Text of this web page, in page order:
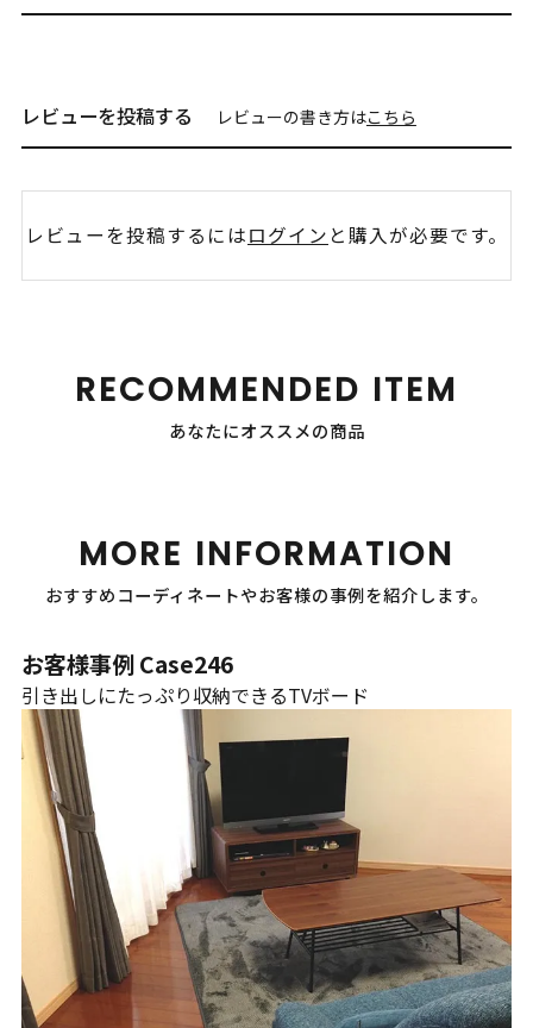
レビューを投稿する レビューの書き方はこちら
レビューを投稿するにはログイン と購入が必要です。
RECOMMENDED ITEM
あなたにオススメの商品
MORE INFORMATION
おすすめコーディネートやお客様の事例を紹介します。
お客様事例 Case246
引き出しにたっぷり収納できるTVボード